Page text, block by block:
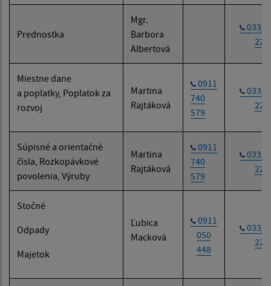
Prednostka
Mgr.
Barbora
Albertová
033/
221
Miestne dane
a poplatky, Poplatok za
rozvoj
Martina
Rajtáková
0911
740
579
033/
221
Súpisné a orientačné
čísla, Rozkopávkové
povolenia, Výruby
Martina
Rajtáková
0911
740
579
033/
221
Stočné
Odpady
Majetok
Ľubica
Macková
0911
050
448
033/
221